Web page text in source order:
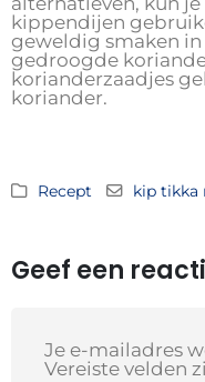
kippendijen
geweldig smaken in
gedroogde
korianderzaadjes
koriander.
Recept kip tikka
Geef een
Je e-mailadres
Vereiste velden